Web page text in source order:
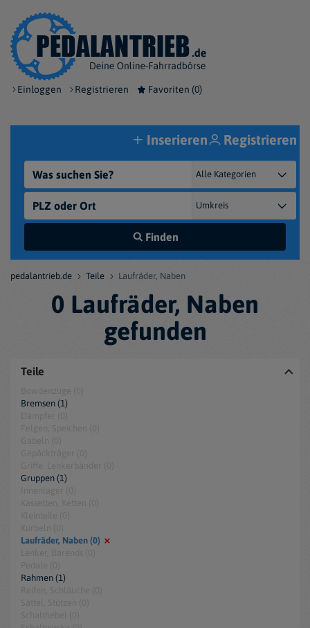
Einloggen Registrieren Favoriten (0)
Finden
Inserieren Registrieren
pedalantrieb.de Teile Laufräder, Naben
0 Laufräder, Naben
gefunden
Teile
Bremsen (1)
Gruppen (1)
Laufräder, Naben (0)
Rahmen (1)